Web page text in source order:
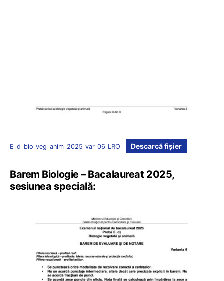
E_d_bio_veg_anim_2025_var_06_LRO Descarcă fișier
Barem Biologie – Bacalaureat 2025,
sesiunea specială: